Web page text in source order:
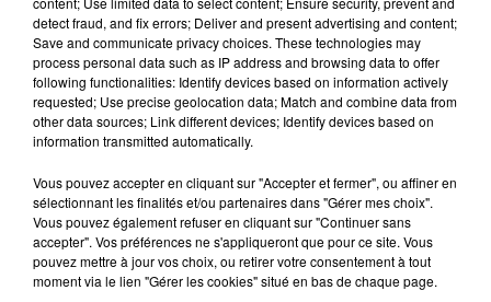
Le Duel - Gagnez votre balade
en jet ski !
Podcasts Voir plus
Kelly Massol, figure
emblématique de
detect fraud, and fix errors; Deliver and present advertising and content;
Save and communicate privacy choices. These technologies may
process personal data such as IP address and browsing data to offer
following functionalities: Identify devices based on information actively
requested; Use precise geolocation data; Match and combine data from
other data sources; Link different devices; Identify devices based on
information transmitted automatically.
Vous pouvez accepter en cliquant sur "Accepter et fermer", ou affiner en
sélectionnant les finalités et/ou partenaires dans "Gérer mes choix".
Vous pouvez également refuser en cliquant sur "Continuer sans
accepter". Vos préférences ne s'appliqueront que pour ce site. Vous
pouvez mettre à jour vos choix, ou retirer votre consentement à tout
moment via le lien "Gérer les cookies" situé en bas de chaque page.